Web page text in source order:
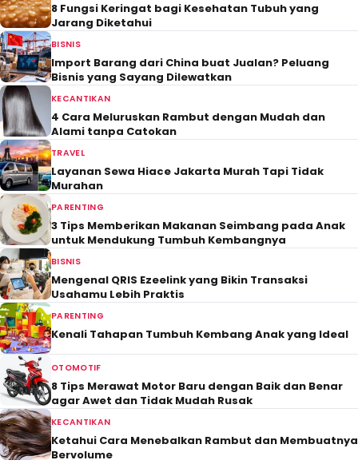
8 Fungsi Keringat bagi Kesehatan Tubuh yang
Jarang Diketahui
BISNIS
Import Barang dari China buat Jualan? Peluang
Bisnis yang Sayang Dilewatkan
KECANTIKAN
4 Cara Meluruskan Rambut dengan Mudah dan
Alami tanpa Catokan
TRAVEL
Layanan Sewa Hiace Jakarta Murah Tapi Tidak
Murahan
PARENTING
3 Tips Memberikan Makanan Seimbang pada Anak
untuk Mendukung Tumbuh Kembangnya
BISNIS
Mengenal QRIS Ezeelink yang Bikin Transaksi
Usahamu Lebih Praktis
PARENTING
Kenali Tahapan Tumbuh Kembang Anak yang Ideal
OTOMOTIF
8 Tips Merawat Motor Baru dengan Baik dan Benar
agar Awet dan Tidak Mudah Rusak
KECANTIKAN
Ketahui Cara Menebalkan Rambut dan Membuatnya
Bervolume